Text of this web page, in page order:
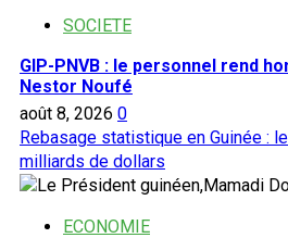
SOCIETE
GIP-PNVB : le personnel rend
Nestor Noufé
août 8, 2026 0
Rebasage statistique en Guinée :
milliards de dollars
ECONOMIE